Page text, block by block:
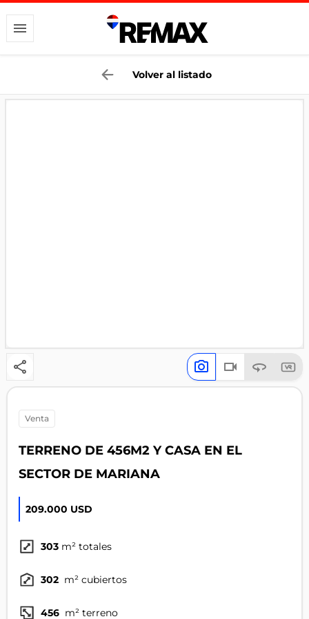
Volver al listado
venta
TERRENO DE 456M2 Y CASA EN EL
SECTOR DE MARIANA
209.000 USD
303 m² totales
302 m² cubiertos
456 m² terreno